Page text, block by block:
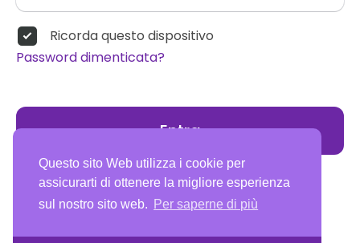
Questo sito Web utilizza i cookie per
assicurarti di ottenere la migliore esperienza
sul nostro sito web.
Per saperne di più
Ricorda questo dispositivo
Password dimenticata?
Entra